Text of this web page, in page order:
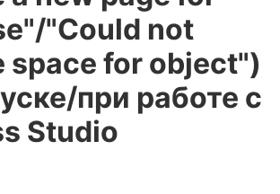
"Could not
space for object")
при работе с
Studio